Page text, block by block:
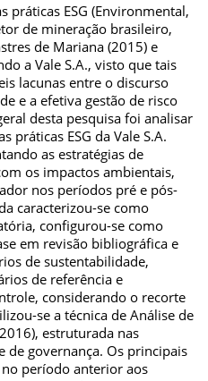
práticas ESG (Environmental,
de mineração brasileiro,
de Mariana (2015) e
a Vale S.A., visto que tais
lacunas entre o discurso
e a efetiva gestão de risco
desta pesquisa foi analisar
práticas ESG da Vale S.A.
as estratégias de
os impactos ambientais,
nos períodos pré e pós-
caracterizou-se como
configurou-se como
em revisão bibliográfica e
de sustentabilidade,
de referência e
considerando o recorte
se a técnica de Análise de
estruturada nas
de governança. Os principais
período anterior aos